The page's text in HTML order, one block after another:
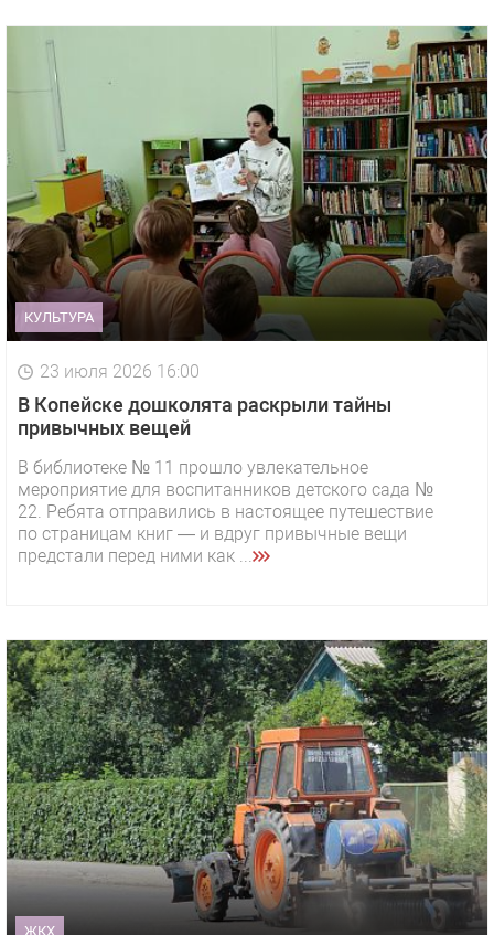
КУЛЬТУРА
23 июля 2026 16:00
В Копейске дошколята раскрыли тайны
привычных вещей
В библиотеке № 11 прошло увлекательное
мероприятие для воспитанников детского сада №
22. Ребята отправились в настоящее путешествие
по страницам книг — и вдруг привычные вещи
предстали перед ними как ...
ЖКХ